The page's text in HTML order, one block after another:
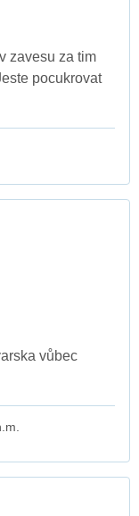
zavesu za tim
pocukrovat
vůbec